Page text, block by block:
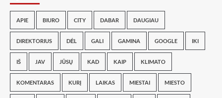
APIE BIURO CITY DABAR DAUGIAU
DIREKTORIUS DĖL GALI GAMINA GOOGLE IKI
IŠ JAV JŪSŲ KAD KAIP KLIMATO
KOMENTARAS KURĮ LAIKAS MIESTAI MIESTO